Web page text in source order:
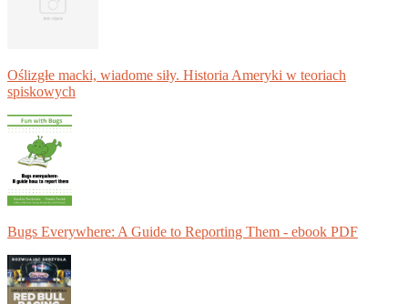
Oślizgłe macki, wiadome siły. Historia Ameryki w teoriach
spiskowych
Bugs Everywhere: A Guide to Reporting Them - ebook PDF